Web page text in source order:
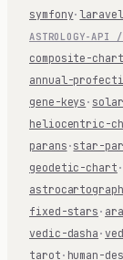
symfony·laravel
ASTROLOGY-API
composite-chart
annual-
gene-keys ·
heliocentric-
parans · star-
geodetic-chart ·
fixed-stars ·
vedic-dasha ·
tarot · human-